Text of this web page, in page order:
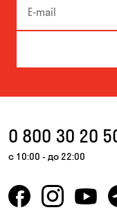
0 800 30 20
с 10:00 - до 22:00